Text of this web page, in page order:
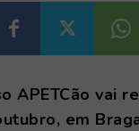
APETCão vai
em